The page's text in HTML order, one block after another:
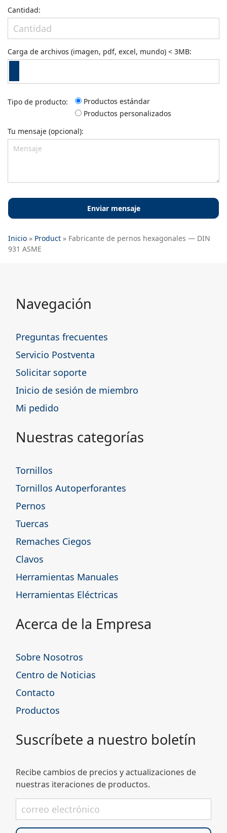
Cantidad:
Carga de archivos (imagen, pdf, excel, mundo) < 3MB:
Tipo de producto:
Productos estándar
Productos personalizados
Tu mensaje (opcional):
Inicio » Product » Fabricante de pernos hexagonales — DIN
931 ASME
Navegación
Preguntas frecuentes
Servicio Postventa
Solicitar soporte
Inicio de sesión de miembro
Mi pedido
Nuestras categorías
Tornillos
Tornillos Autoperforantes
Pernos
Tuercas
Remaches Ciegos
Clavos
Herramientas Manuales
Herramientas Eléctricas
Acerca de la Empresa
Sobre Nosotros
Centro de Noticias
Contacto
Productos
Suscríbete a nuestro boletín
Recibe cambios de precios y actualizaciones de
nuestras iteraciones de productos.